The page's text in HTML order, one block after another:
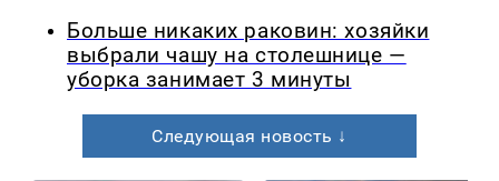
Больше никаких раковин: хозяйки
выбрали чашу на столешнице —
уборка занимает 3 минуты
Следующая новость ↓